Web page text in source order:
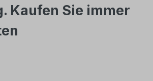
Kaufen Sie immer